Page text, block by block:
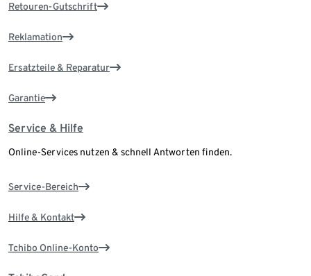
Retouren-Gutschrift
Reklamation
Ersatzteile & Reparatur
Garantie
Service & Hilfe
Online-Services nutzen & schnell Antworten finden.
Service-Bereich
Hilfe & Kontakt
Tchibo Online-Konto